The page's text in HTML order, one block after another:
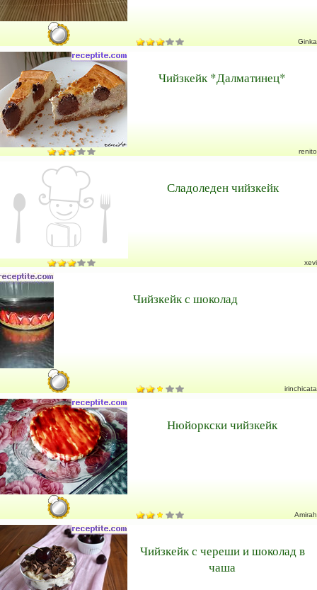
Ginka
Чийзкейк *Далматинец*
renito
Сладоледен чийзкейк
xevi
Чийзкейк с шоколад
irinchicata
Нюйоркски чийзкейк
Amirah
Чийзкейк с череши и шоколад в
чаша